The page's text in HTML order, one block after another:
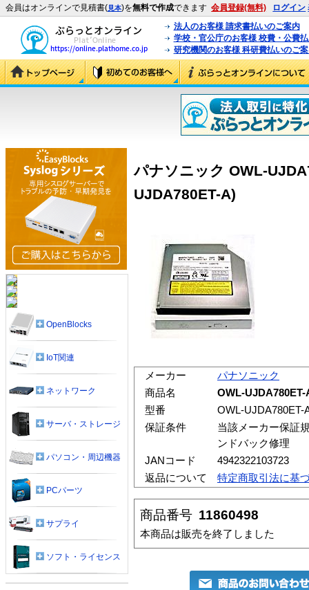
会員はオンラインで見積書(見本)を無料で作成できます 会員登録(無料) ログイン
法人のお客様 請求書払いのご案内
学校・官公庁のお客様 校費・公費
研究機関のお客様 科研費払いのご
パナソニック OWL-
UJDA780ET-A)
メーカー
パナソニック
商品名
OWL-UJDA780ET-
型番
OWL-UJDA780ET-
保証条件
当該メーカー保証
ンドバック修理
JANコード
4942322103723
返品について
特定商取引法に基
商品番号 11860498
本商品は販売を終了しました
OpenBlocks
IoT関連
ネットワーク
サーバ・ストレージ
パソコン・周辺機器
PCパーツ
サプライ
ソフト・ライセンス